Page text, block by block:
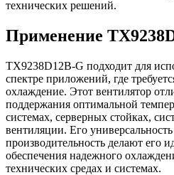
технических решений.
Применение
TX9238D12B-G подходит для
спектре приложений, где
охлаждение. Этот вентилятор
поддержания оптимальной
системах, серверных стойках,
вентиляции. Его
производительность делают его
обеспечения надежного
технических средах и системах.